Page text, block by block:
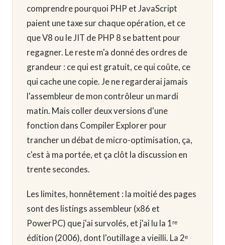
comprendre pourquoi PHP et JavaScript
paient une taxe sur chaque opération, et ce
que V8 ou le JIT de PHP 8 se battent pour
regagner. Le reste m'a donné des ordres de
grandeur : ce qui est gratuit, ce qui coûte, ce
qui cache une copie. Je ne regarderai jamais
l'assembleur de mon contrôleur un mardi
matin. Mais coller deux versions d'une
fonction dans Compiler Explorer pour
trancher un débat de micro-optimisation, ça,
c'est à ma portée, et ça clôt la discussion en
trente secondes.
Les limites, honnêtement : la moitié des pages
sont des listings assembleur (x86 et
PowerPC) que j'ai survolés, et j'ai lu la 1ʳᵉ
édition (2006), dont l'outillage a vieilli. La 2ᵉ